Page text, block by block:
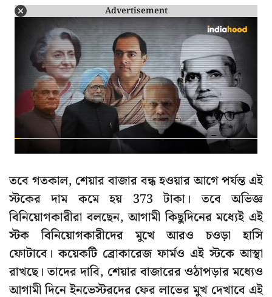
Advertisement
তবে গতকাল, শেয়ার বাজার বন্ধ হওয়ার আগে পর্যন্ত এই
স্টকের দাম কমে হয় 373 টাকা। তবে অভিজ্ঞ
বিনিয়োগকারীরা বলছেন, আগামী কিছুদিনের মধ্যেই এই
স্টক বিনিয়োগকারীদের মুখে আরও চওড়া হাসি
ফোটাবে। কয়েকটি ব্রোকারেজ ফার্মও এই স্টকে আস্থা
রাখছে। তাদের দাবি, শেয়ার বাজারের ওঠাপড়ার মধ্যেও
আগামী দিনে ইনভেস্টরদের ফের লাভের মুখ দেখাবে এই